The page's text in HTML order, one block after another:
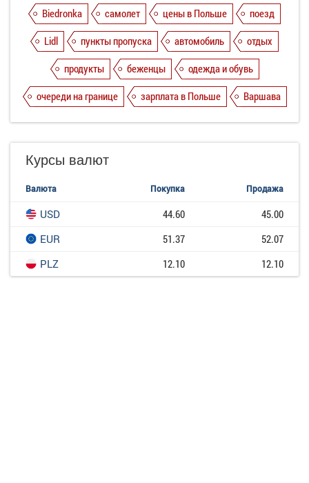
Biedronka
самолет цены в Польше
поезд
Lidl
пункты пропуска автомобиль
отдых
продукты
беженцы
одежда и обувь
очереди на границе
зарплата в Польше Варшава
Курсы валют
Валюта Покупка Продажа
USD 44.60
45.00
EUR
51.37
52.07
PLZ
12.10 12.10